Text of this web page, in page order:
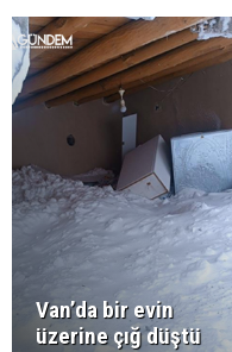
Van’da bir evin
üzerine çığ düştü